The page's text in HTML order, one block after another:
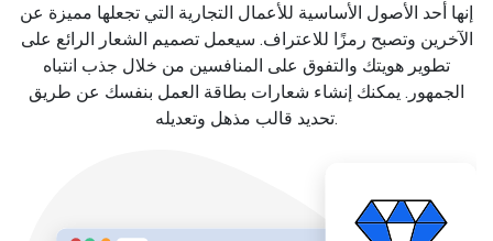
إنها أحد الأصول الأساسية للأعمال التجارية التي تجعلها مميزة عن
الآخرين وتصبح رمزًا للاعتراف. سيعمل تصميم الشعار الرائع على
تطوير هويتك والتفوق على المنافسين من خلال جذب انتباه
الجمهور. يمكنك إنشاء شعارات بطاقة العمل بنفسك عن طريق
تحديد قالب مذهل وتعديله.